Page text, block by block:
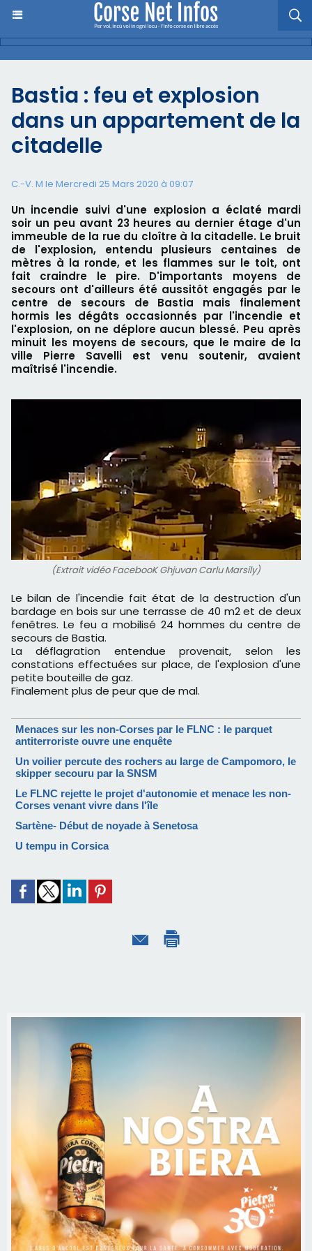
Bastia : feu et explosion
dans un appartement de la
citadelle
C.-V. M le Mercredi 25 Mars 2020 à 09:07
Un incendie suivi d'une explosion a éclaté mardi
soir un peu avant 23 heures au dernier étage d'un
immeuble de la rue du cloître à la citadelle. Le bruit
de l'explosion, entendu plusieurs centaines de
mètres à la ronde, et les flammes sur le toit, ont
fait craindre le pire. D'importants moyens de
secours ont d'ailleurs été aussitôt engagés par le
centre de secours de Bastia mais finalement
hormis les dégâts occasionnés par l'incendie et
l'explosion, on ne déplore aucun blessé. Peu après
minuit les moyens de secours, que le maire de la
ville Pierre Savelli est venu soutenir, avaient
maîtrisé l'incendie.
(Extrait vidéo FacebooK Ghjuvan Carlu Marsily)
Le bilan de l'incendie fait état de la destruction d'un
bardage en bois sur une terrasse de 40 m2 et de deux
fenêtres. Le feu a mobilisé 24 hommes du centre de
secours de Bastia.
La déflagration entendue provenait, selon les
constations effectuées sur place, de l'explosion d'une
petite bouteille de gaz.
Finalement plus de peur que de mal.
Menaces sur les non-Corses par le FLNC : le parquet
antiterroriste ouvre une enquête
Un voilier percute des rochers au large de Campomoro, le
skipper secouru par la SNSM
Le FLNC rejette le projet d'autonomie et menace les non-
Corses venant vivre dans l'île
Sartène- Début de noyade à Senetosa
U tempu in Corsica